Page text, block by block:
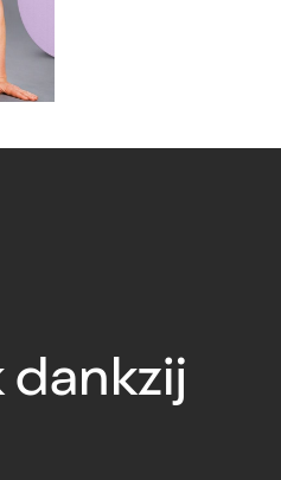
dankzij